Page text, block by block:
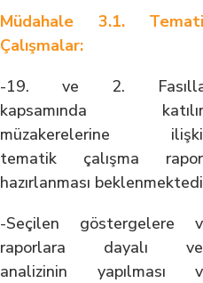
Müdahale 3.1.
Çalışmalar:
-19. ve 2.
kapsamında
müzakerelerine
tematik çalışma
hazırlanması
-Seçilen göstergelere
raporlara dayalı
analizinin yapılması